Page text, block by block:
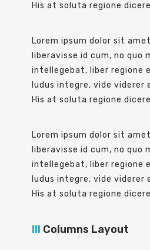
His at soluta regione
Lorem ipsum dolor sit
liberavisse id cum, no quo
intellegebat, liber regione
ludus integre, vide viderer
His at soluta regione
Lorem ipsum dolor sit
liberavisse id cum, no quo
intellegebat, liber regione
ludus integre, vide viderer
His at soluta regione
III Columns Layout